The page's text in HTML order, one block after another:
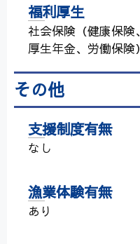
福利厚生
社会保険（健康保険、
厚生年金、労働保険）
その他
支援制度有無
なし
漁業体験有無
あり